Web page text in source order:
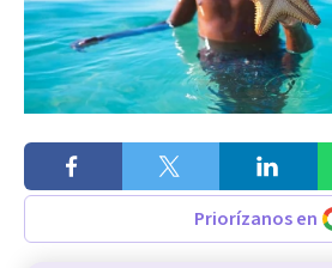
Priorízanos en